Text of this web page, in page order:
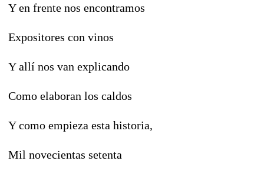
Y en frente nos encontramos
Expositores con vinos
Y allí nos van explicando
Como elaboran los caldos
Y como empieza esta historia,
Mil novecientas setenta